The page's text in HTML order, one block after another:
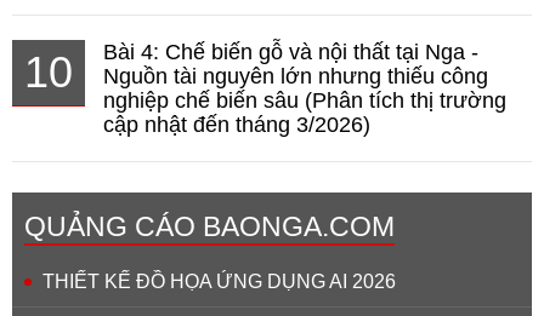
10
Bài 4: Chế biến gỗ và nội thất tại Nga -
Nguồn tài nguyên lớn nhưng thiếu công
nghiệp chế biến sâu (Phân tích thị trường
cập nhật đến tháng 3/2026)
QUẢNG CÁO BAONGA.COM
THIẾT KẾ ĐỒ HỌA ỨNG DỤNG AI 2026